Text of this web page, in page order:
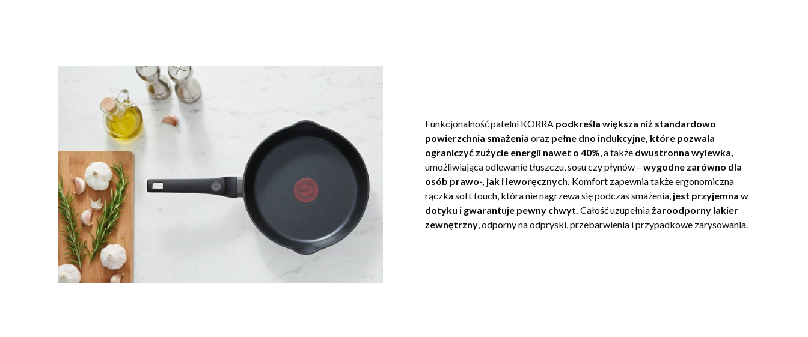
Funkcjonalność patelni KORRA podkreśla większa niż standardowo
powierzchnia smażenia oraz pełne dno indukcyjne, które pozwala
ograniczyć zużycie energii nawet o 40%, a także dwustronna wylewka,
umożliwiająca odlewanie tłuszczu, sosu czy płynów – wygodne zarówno dla
osób prawo-, jak i leworęcznych. Komfort zapewnia także ergonomiczna
rączka soft touch, która nie nagrzewa się podczas smażenia, jest przyjemna w
dotyku i gwarantuje pewny chwyt. Całość uzupełniażaroodporny lakier
zewnętrzny, odporny na odpryski, przebarwienia i przypadkowe zarysowania.